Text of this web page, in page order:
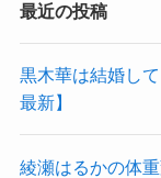
最近の投稿
黒木華は結婚し
最新】
綾瀬はるかの体